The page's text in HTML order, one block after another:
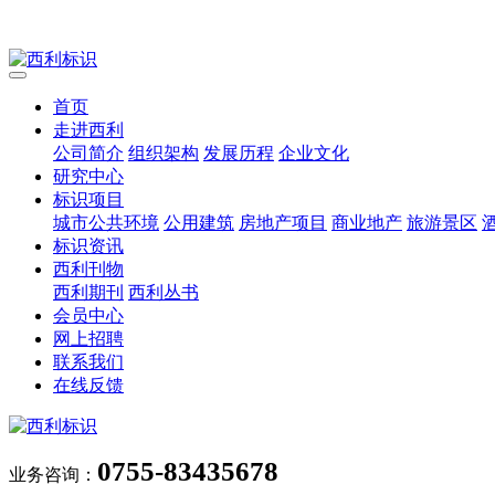
首页
走进西利
公司简介 组织架构 发展历程 企业文化
研究中心
标识项目
城市公共环境 公用建筑 房地产项目 商业地产 旅游景区
标识资讯
西利刊物
西利期刊 西利丛书
会员中心
网上招聘
联系我们
在线反馈
业务咨询： 0755-83435678